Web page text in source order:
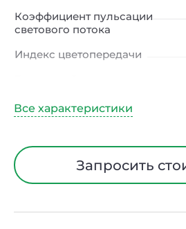
Коэффициент пульсации
светового потока
Индекс цветопередачи
Угол рассеивания
Диапазон рабочих
температурЗапросить